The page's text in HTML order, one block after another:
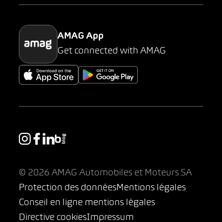
Parking
AMAG App
Get connected with AMAG
© 2026 AMAG Automobiles et Moteurs SA
Protection des donnéesMentions légales
Conseil en ligne mentions légales
Directive cookiesImpressum